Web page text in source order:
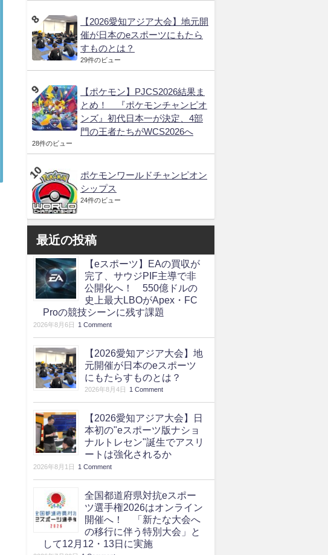
【2026愛知アジア大会】地元開
催が日本のeスポーツにもたら
すものとは？
29件のビュー
【ポケモン】PJCS2026結果ま
とめ！ 『ポケモンチャンピオ
ンズ』初代日本一が決定、4部
門の王者たちがWCS2026へ
28件のビュー
ポケモンワールドチャンピオン
シップス
24件のビュー
最近の投稿
【eスポーツ】EAの買収が
完了、サウジPIF主導で非
公開化へ！ 550億ドルの
史上最大LBOがApex・FC
Proの競技シーンに残す課題
2026年8月6日 1 Comment
【2026愛知アジア大会】地
元開催が日本のeスポーツ
にもたらすものとは？
2026年8月4日 1 Comment
【2026愛知アジア大会】日
本初の"eスポーツ版ナショ
ナルトレセン"誕生でアスリ
ートは強化されるか
2026年8月1日 1 Comment
全国都道府県対抗eスポー
ツ選手権2026はオンライン
開催へ！ 「新たな大会へ
の移行に伴う特別大会」と
して12月12・13日に実施